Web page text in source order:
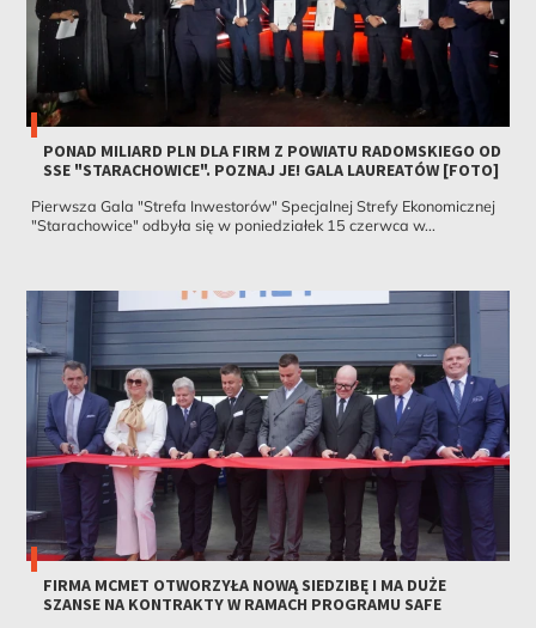
PONAD MILIARD PLN DLA FIRM Z POWIATU RADOMSKIEGO OD
SSE "STARACHOWICE". POZNAJ JE! GALA LAUREATÓW [FOTO]
Pierwsza Gala "Strefa Inwestorów" Specjalnej Strefy Ekonomicznej
"Starachowice" odbyła się w poniedziałek 15 czerwca w...
FIRMA MCMET OTWORZYŁA NOWĄ SIEDZIBĘ I MA DUŻE
SZANSE NA KONTRAKTY W RAMACH PROGRAMU SAFE